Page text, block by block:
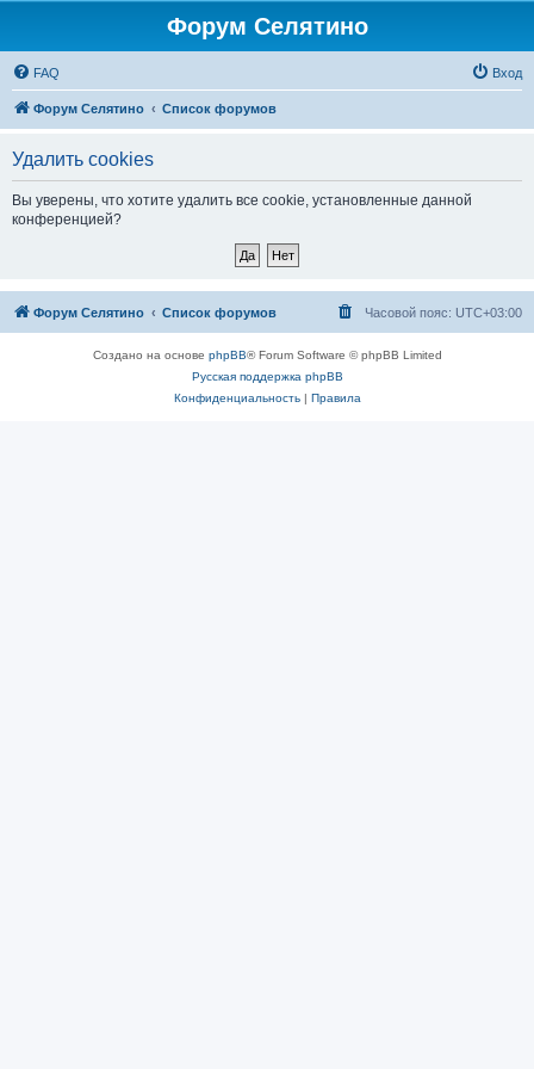
Форум Селятино
FAQ Вход
Форум Селятино Список форумов
Удалить cookies
Вы уверены, что хотите удалить все cookie, установленные данной
конференцией?
Форум Селятино Список форумов Часовой пояс: UTC+03:00
Создано на основе phpBB® Forum Software © phpBB Limited
Русская поддержка phpBB
Конфиденциальность| Правила